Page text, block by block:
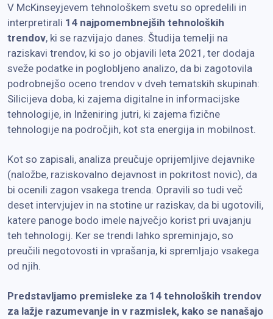
V McKinseyjevem tehnološkem svetu so opredelili in
interpretirali 14 najpomembnejših tehnoloških
trendov, ki se razvijajo danes. Študija temelji na
raziskavi trendov, ki so jo objavili leta 2021, ter dodaja
sveže podatke in poglobljeno analizo, da bi zagotovila
podrobnejšo oceno trendov v dveh tematskih skupinah:
Silicijeva doba, ki zajema digitalne in informacijske
tehnologije, in Inženiring jutri, ki zajema fizične
tehnologije na področjih, kot sta energija in mobilnost.
Kot so zapisali, analiza preučuje oprijemljive dejavnike
(naložbe, raziskovalno dejavnost in pokritost novic), da
bi ocenili zagon vsakega trenda. Opravili so tudi več
deset intervjujev in na stotine ur raziskav, da bi ugotovili,
katere panoge bodo imele največjo korist pri uvajanju
teh tehnologij. Ker se trendi lahko spreminjajo, so
preučili negotovosti in vprašanja, ki spremljajo vsakega
od njih.
Predstavljamo premisleke za 14 tehnoloških trendov
za lažje razumevanje in v razmislek, kako se nanašajo